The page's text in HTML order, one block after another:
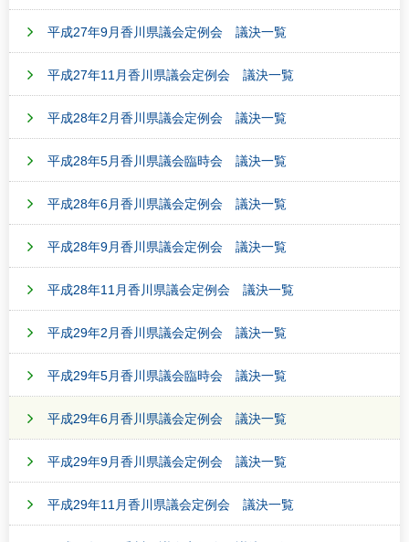
平成27年9月香川県議会定例会 議決一覧
平成27年11月香川県議会定例会 議決一覧
平成28年2月香川県議会定例会 議決一覧
平成28年5月香川県議会臨時会 議決一覧
平成28年6月香川県議会定例会 議決一覧
平成28年9月香川県議会定例会 議決一覧
平成28年11月香川県議会定例会 議決一覧
平成29年2月香川県議会定例会 議決一覧
平成29年5月香川県議会臨時会 議決一覧
平成29年6月香川県議会定例会 議決一覧
平成29年9月香川県議会定例会 議決一覧
平成29年11月香川県議会定例会 議決一覧